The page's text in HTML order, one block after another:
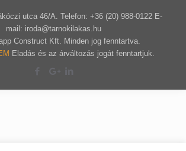
utca 46/A. Telefon: +36 (20) 988-0122 E-
mail: iroda@tarnokilakas.hu
Construct Kft. Minden jog fenntartva.
Eladás és az árváltozás jogát fenntartjuk.